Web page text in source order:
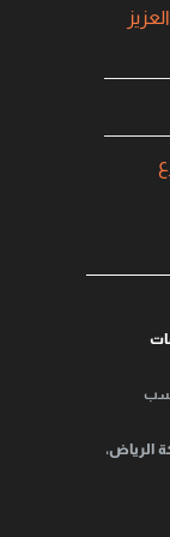
العزيز
الرياض،